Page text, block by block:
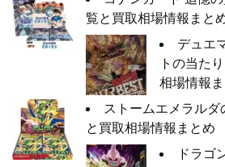
覧と買取相場情報まと
デュエ
トの当た
相場情報
ストームエメラルダ
と買取相場情報まとめ
ドラゴ